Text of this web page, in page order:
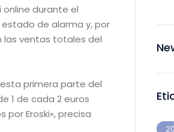
online durante el
de alarma y, por
las ventas totales del
primera parte del
1 de cada 2 euros
Eroski», precisa